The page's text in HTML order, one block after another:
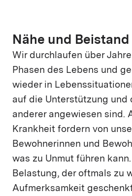
Nähe und Beistand
Wir durchlaufen über
Phasen des Lebens und
wieder in
auf die Unterstützung und
anderer angewiesen sind.
Krankheit fordern von
Bewohnerinnen und
was zu Unmut führen
Belastung, der oftmals zu
Aufmerksamkeit